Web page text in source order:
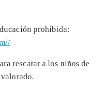
prohibida:
rescatar a los niños de